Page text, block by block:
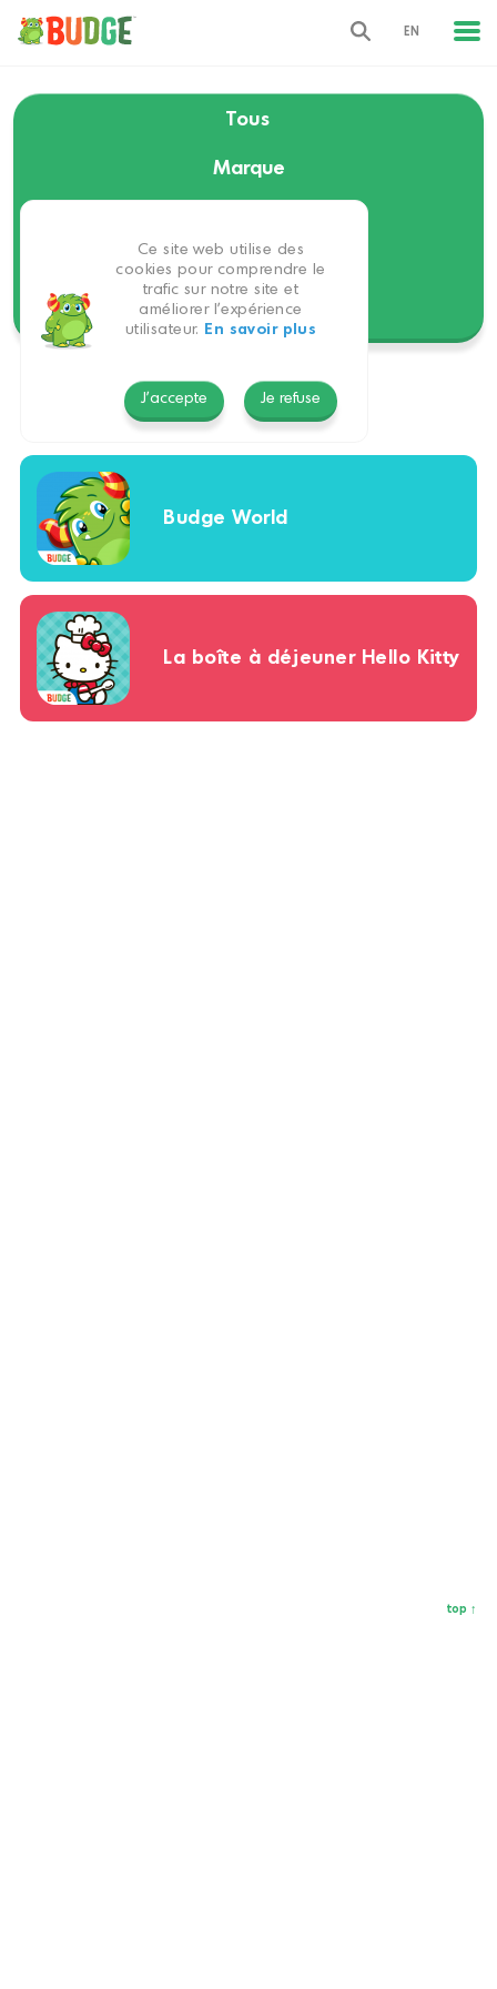
EN
Tous
Marque
Thèmes
Plateforme
Budge World
La boîte à déjeuner Hello Kitty
top ↑
Ce site web utilise des
cookies pour comprendre le
trafic sur notre site et
améliorer l'expérience
utilisateur.
En savoir plus
J'accepte Je refuse